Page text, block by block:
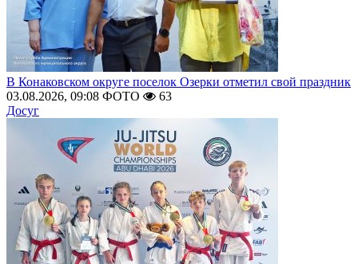
В Конаковском округе поселок Озерки отметил свой праздник
03.08.2026, 09:08 ФОТО
63
Досуг